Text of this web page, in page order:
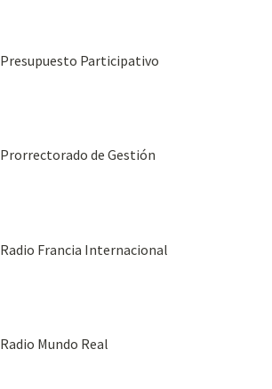
Presupuesto Participativo
Prorrectorado de Gestión
Radio Francia Internacional
Radio Mundo Real